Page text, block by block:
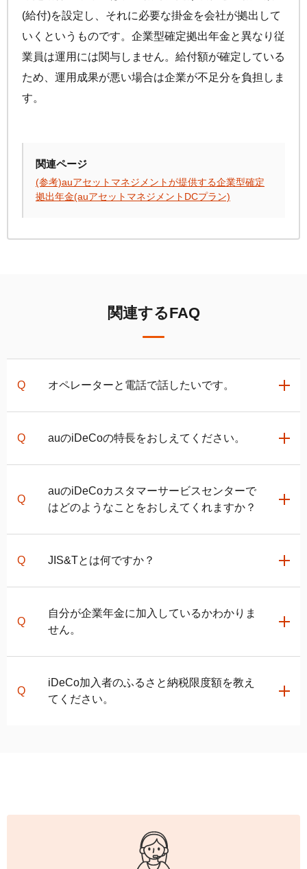
iDeCoの給付金について
よくある質問
(給付)を設定し、それに必要な掛金を会社が拠出して
いくというものです。企業型確定拠出年金と異なり従
業員は運用には関与しません。給付額が確定している
ため、運用成果が悪い場合は企業が不足分を負担しま
す。
関連ページ
(参考)auアセットマネジメントが提供する企業型確定
拠出年金(auアセットマネジメントDCプラン)
関連するFAQ
オペレーターと電話で話したいです。
オペレーターによる対応をご希望の場合は、
iDeCo
カスタマーサービスセンターの営業時間内にお
電話ください。
番目の質問で「9」を押してください。
auのiDeCoの特長をおしえてください。
では、お客さまの多様な運用スタイルに合
わせて組み合わせしやすい27商品を提供しています。
また、選択された商品によってはPontaポイント等のポ
イントが還元されることがあります。
関連ページ
auの iDeCo
auのiDeCoカスタマーサービスセンターで
はどのようなことをおしえてくれますか？
確定拠出年金制度の概要、運用商品情報の見方、各種
申込書類の記入方法、お客さまのステイタスに応じた
iDeCo利用の適用内容、給付手続き等をご説明しま
関連ページ
個人型確定拠出年金
JIS&Tとは何ですか？
日本インベスター・ソリューション・アンド・テクノ
ロジー株式会社の略称です。この会社は記録関連の確
定拠出年金運営管理機関であり、auアセットマネジメ
ント株式会社が記録関連の運営管理機関業務を再委託
自分が企業年金に加入しているかわかりま
せん。
申し訳ございません。当社ではお客さまの企業年金へ
の加入状況はわかりかねますので、大変お手数ですが
お勤め先にご確認ください。
iDeCo加入者のふるさと納税限度額を教え
てください。